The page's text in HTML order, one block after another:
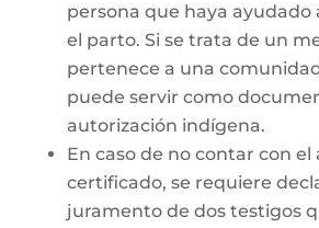
persona que haya ayudado
el parto. Si se trata de un
pertenece a una
puede servir como
autorización indígena.
En caso de no contar con
certificado, se requiere
juramento de dos testigos